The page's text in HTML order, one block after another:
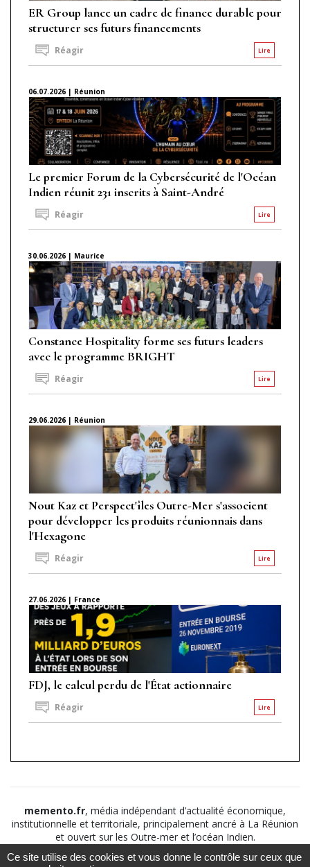
ER Group lance un cadre de finance durable pour
structurer ses futurs financements
Lire
Réagir
06.07.2026 | Réunion
Le premier Forum de la Cybersécurité de l'Océan
Indien réunit 231 inscrits à Saint-André
Lire
Réagir
30.06.2026 | Maurice
Constance Hospitality forme ses futurs leaders
avec le programme BRIGHT
Lire
Réagir
29.06.2026 | Réunion
Nout Kaz et Perspect'îles Outre-Mer s'associent
pour développer les produits réunionnais dans
l'Hexagone
Lire
Réagir
27.06.2026 | France
FDJ, le calcul perdu de l'État actionnaire
Lire
Réagir
memento.fr, média indépendant d’actualité économique,
institutionnelle et territoriale, principalement ancré à La Réunion
et ouvert sur les Outre-mer et l’océan Indien.
Ce site utilise des cookies et vous donne le contrôle sur ceux que